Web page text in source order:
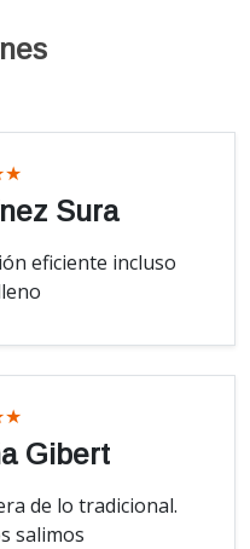
Sura
eficiente incluso
Gibert
de lo tradicional.
salimos